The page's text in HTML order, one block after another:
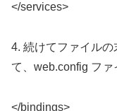
</services>
4. 続けてファイル
て、web.config ファ
</bindings>